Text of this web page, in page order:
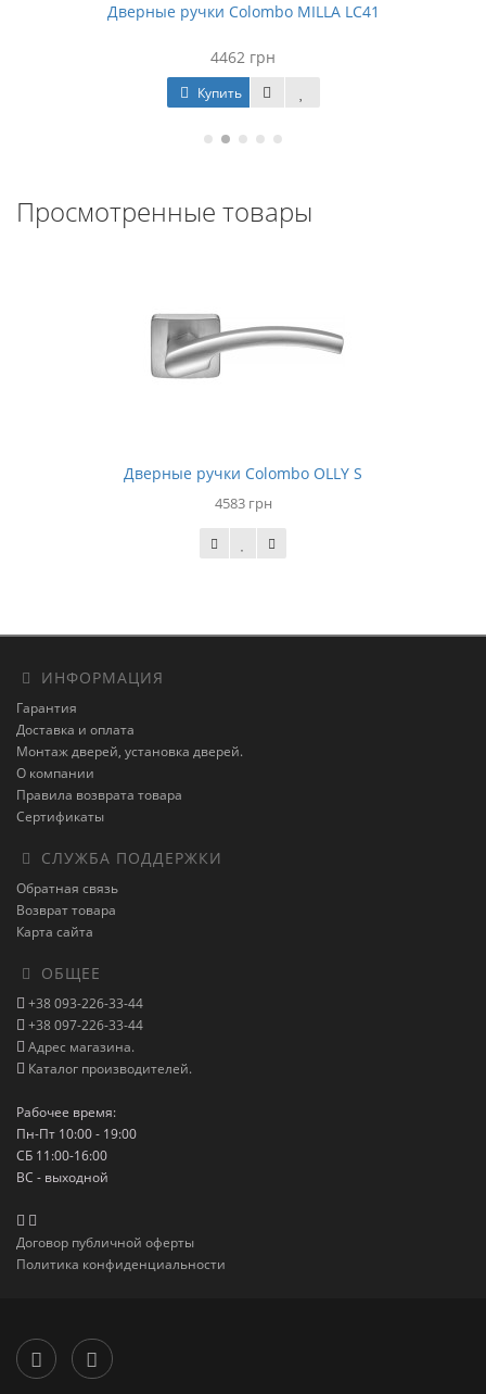
Дверные ручки Colombo MILLA LC41
4462 грн
Купить
Просмотренные товары
Дверные ручки Colombo OLLY S
4583 грн
ИНФОРМАЦИЯ
Гарантия
Доставка и оплата
Монтаж дверей, установка дверей.
О компании
Правила возврата товара
Сертификаты
СЛУЖБА ПОДДЕРЖКИ
Обратная связь
Возврат товара
Карта сайта
ОБЩЕЕ
+38 093-226-33-44
+38 097-226-33-44
Адрес магазина.
Каталог производителей.
Рабочее время:
Пн-Пт 10:00 - 19:00
СБ 11:00-16:00
ВС - выходной
Договор публичной оферты
Политика конфиденциальности